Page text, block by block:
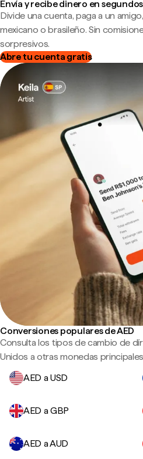
Envía y recibe dinero en segundos
Divide una cuenta, paga a un
mexicano o brasileño. Sin
sorpresivos.
Abre tu cuenta gratis
Conversiones populares de AED
Consulta los tipos de cambio de
Unidos a otras monedas
AED a USD
AED a GBP
AED a AUD